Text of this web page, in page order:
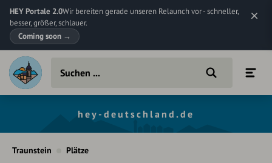
HEY Portale 2.0Wir bereiten gerade unseren Relaunch vor - schneller,
besser, größer, schlauer.
Coming soon →
hey-deutschland.de
Traunstein Plätze